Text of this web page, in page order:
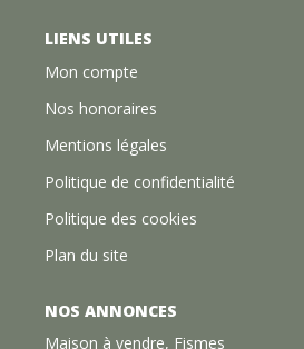
LIENS UTILES
Mon compte
Nos honoraires
Mentions légales
Politique de confidentialité
Politique des cookies
Plan du site
NOS ANNONCES
Maison à vendre, Fismes